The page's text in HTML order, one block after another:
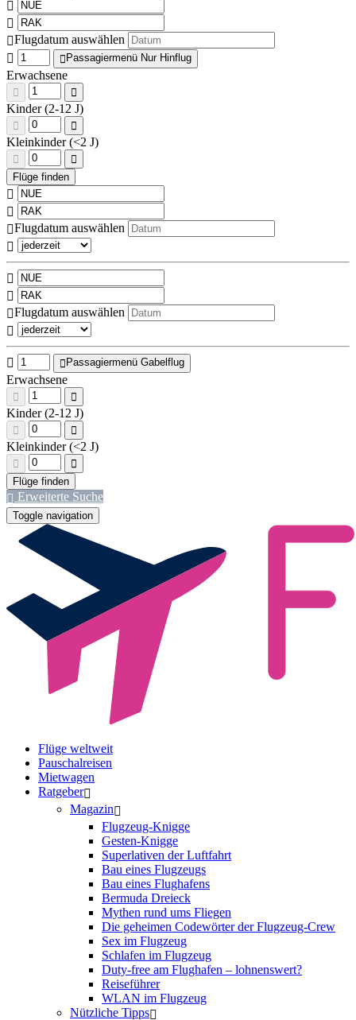
Flugdatum auswählen
Passagiermenü Nur Hinflug
Erwachsene
Kinder (2-12 J)
Kleinkinder (<2 J)
Flugdatum auswählen
Flugdatum auswählen
Passagiermenü Gabelflug
Erwachsene
Kinder (2-12 J)
Kleinkinder (<2 J)
Erweiterte Suche
Toggle navigation
Flüge weltweit
Pauschalreisen
Mietwagen
Ratgeber
Magazin
Flugzeug-Knigge
Gesten-Knigge
Superlativen der Luftfahrt
Bau eines Flugzeugs
Bau eines Flughafens
Bermuda Dreieck
Mythen rund ums Fliegen
Die geheimen Codewörter der Flugzeug-Crew
Sex im Flugzeug
Schlafen im Flugzeug
Duty-free am Flughafen – lohnenswert?
Reiseführer
WLAN im Flugzeug
Nützliche Tipps